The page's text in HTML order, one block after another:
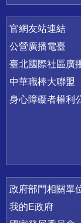
官網友站連結
公營廣播電臺
臺北國際社區廣
中華職棒大聯盟
身心障礙者權利
政府部門相關單
我的E政府